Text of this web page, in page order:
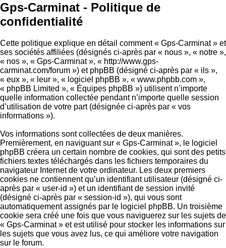
Gps-Carminat - Politique de
confidentialité
Cette politique explique en détail comment « Gps-Carminat » et
ses sociétés affiliées (désignés ci-après par « nous », « notre »,
« nos », « Gps-Carminat », « http://www.gps-
carminat.com/forum ») et phpBB (désigné ci-après par « ils »,
« eux », « leur », « logiciel phpBB », « www.phpbb.com »,
« phpBB Limited », « Équipes phpBB ») utilisent n’importe
quelle information collectée pendant n’importe quelle session
d’utilisation de votre part (désignée ci-après par « vos
informations »).
Vos informations sont collectées de deux manières.
Premièrement, en naviguant sur « Gps-Carminat », le logiciel
phpBB créera un certain nombre de cookies, qui sont des petits
fichiers textes téléchargés dans les fichiers temporaires du
navigateur Internet de votre ordinateur. Les deux premiers
cookies ne contiennent qu’un identifiant utilisateur (désigné ci-
après par « user-id ») et un identifiant de session invité
(désigné ci-après par « session-id »), qui vous sont
automatiquement assignés par le logiciel phpBB. Un troisième
cookie sera créé une fois que vous naviguerez sur les sujets de
« Gps-Carminat » et est utilisé pour stocker les informations sur
les sujets que vous avez lus, ce qui améliore votre navigation
sur le forum.